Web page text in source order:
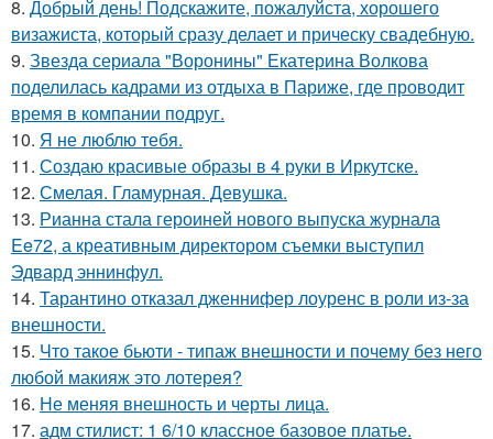
8. Добрый день! Подскажите, пожалуйста, хорошего
визажиста, который сразу делает и прическу свадебную.
9. Звезда сериала "Воронины" Екатерина Волкова
поделилась кадрами из отдыха в Париже, где проводит
время в компании подруг.
10. Я не люблю тебя.
11. Создаю красивые образы в 4 руки в Иркутске.
12. Смелая. Гламурная. Девушка.
13. Рианна стала героиней нового выпуска журнала
Ee72, а креативным директором съемки выступил
Эдвард эннинфул.
14. Тарантино отказал дженнифер лоуренс в роли из-за
внешности.
15. Что такое бьюти - типаж внешности и почему без него
любой макияж это лотерея?
16. Не меняя внешность и черты лица.
17. адм стилист: 1 6/10 классное базовое платье.